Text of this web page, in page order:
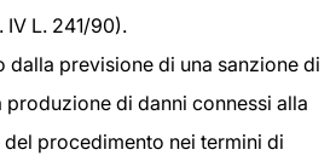
IV L. 241/90).
previsione di una sanzione di
di danni connessi alla
procedimento nei termini di